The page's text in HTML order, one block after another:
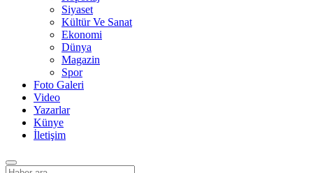
Siyaset
Kültür Ve Sanat
Ekonomi
Dünya
Magazin
Spor
Foto Galeri
Video
Yazarlar
Künye
İletişim